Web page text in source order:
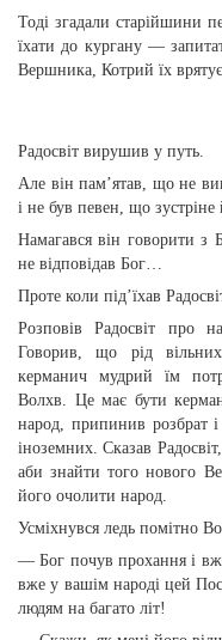
Тоді згадали старійшини
їхати до кургану —
Вершника, Котрий їх
Радосвіт вирушив у путь.
Але він пам’ятав, що не
і не був певен, що
Намагався він говорити
не відповідав Бог…
Проте коли під’їхав
Розповів Радосвіт про
Говорив, що рід
керманич мудрий їм
Волхв. Це має бути
народ, припинив розбрат і
іноземних. Сказав
аби знайти того нового
його очолити народ.
Усміхнувся ледь помітно
— Бог почув прохання і
вже у вашім народі цей
людям на багато літ!